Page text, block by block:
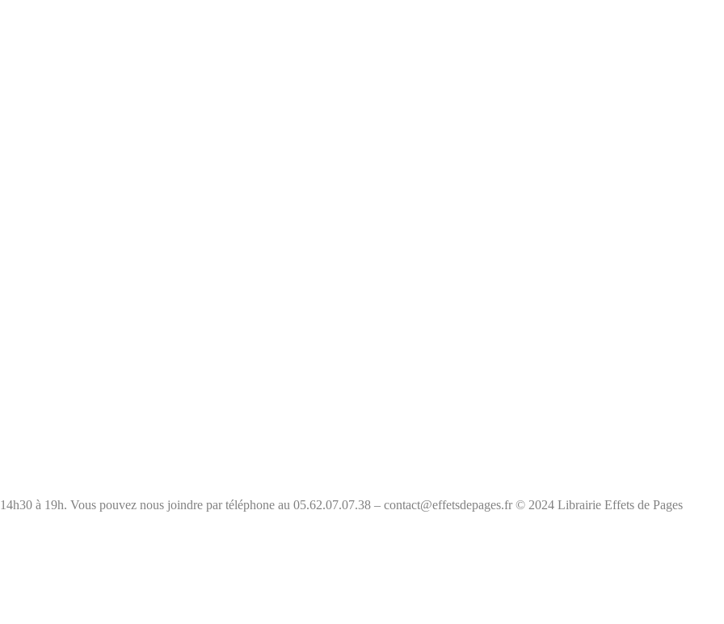
à 19h. Vous pouvez nous joindre par téléphone au 05.62.07.07.38 – contact@effetsdepages.fr © 2024 Librairie Effets de Pages